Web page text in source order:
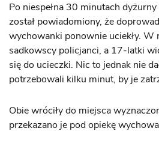
Po niespełna 30 minutach
został powiadomiony, że
wychowanki ponownie uciekły. W
sadkowscy policjanci, a 17-latki
się do ucieczki. Nic to jednak nie
potrzebowali kilku minut, by je
Obie wróciły do miejsca
przekazano je pod opiekę